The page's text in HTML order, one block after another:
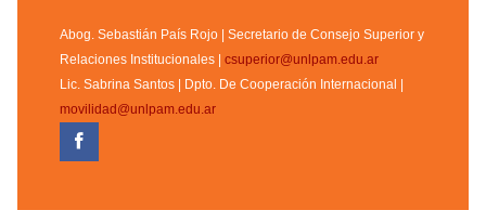
Abog. Sebastián País Rojo | Secretario de Consejo Superior y
Relaciones Institucionales | csuperior@unlpam.edu.ar
Lic. Sabrina Santos | Dpto. De Cooperación Internacional |
movilidad@unlpam.edu.ar